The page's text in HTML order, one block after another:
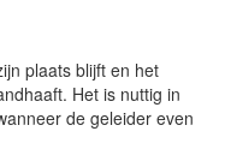
plaats blijft en het
Het is nuttig in
de geleider even